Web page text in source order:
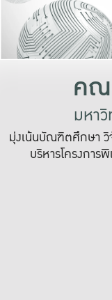
คณ
มหา
มุ่งเน้นบัณฑิตศึกษา วิ
บริหารโครงการ